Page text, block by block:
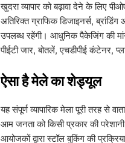
खुदरा व्यापार को बढ़ावा देने के लिए
अतिरिक्त ग्राफिक डिजाइनर्स,
उपलब्ध रहेंगी। आधुनिक पैकेजिंग की
पीईटी जार, बोतलें, एचडीपीई कंटेनर,
​ऐसा है मेले का शेड्यूल
​यह संपूर्ण व्यापारिक मेला पूरी तरह से
आम जनता को किसी प्रकार की
आयोजकों द्वारा स्टॉल बुकिंग की